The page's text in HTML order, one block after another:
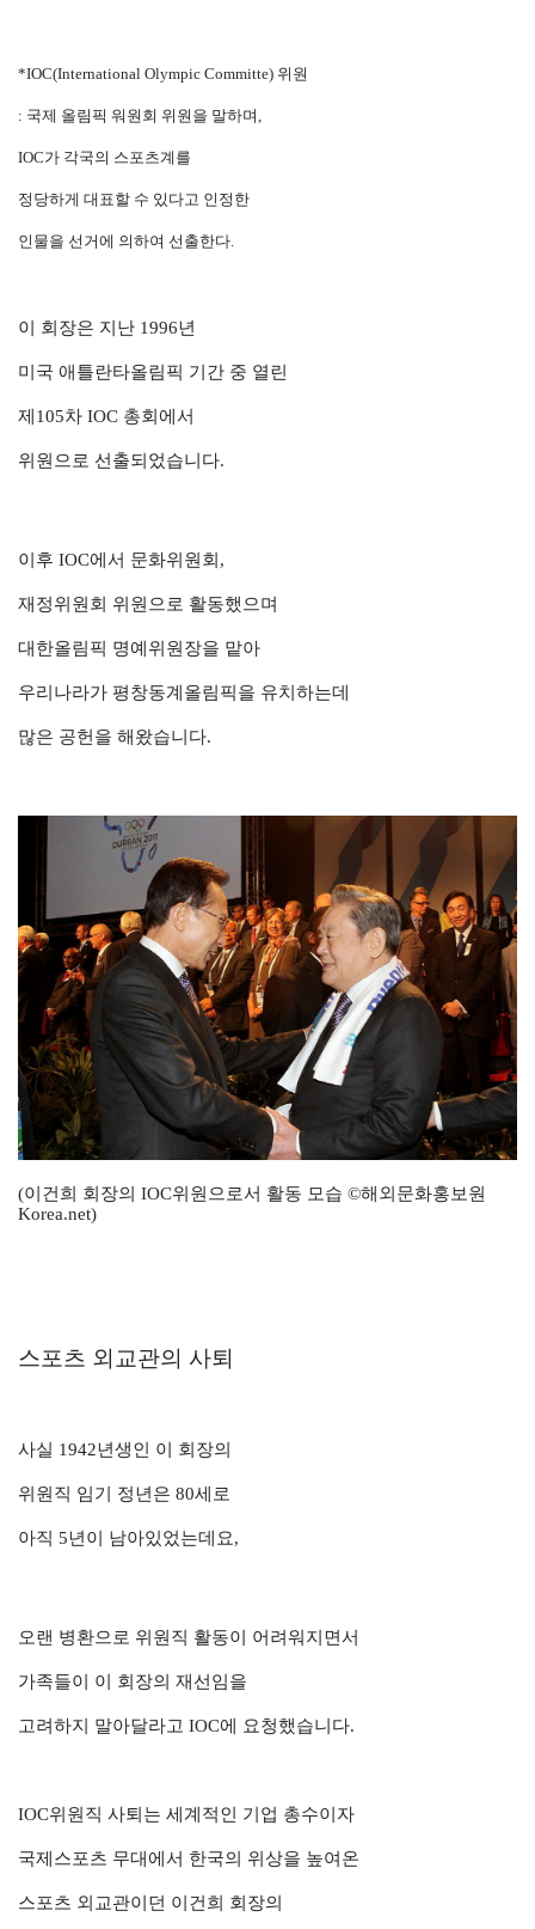
*IOC(International Olympic Committe) 위원
: 국제 올림픽 워원회 위원을 말하며,
IOC가 각국의 스포츠계를
정당하게 대표할 수 있다고 인정한
인물을 선거에 의하여 선출한다.
이 회장은 지난 1996년
미국 애틀란타올림픽 기간 중 열린
제105차 IOC 총회에서
위원으로 선출되었습니다.
이후 IOC에서 문화위원회,
재정위원회 위원으로 활동했으며
대한올림픽 명예위원장을 맡아
우리나라가 평창동계올림픽을 유치하는데
많은 공헌을 해왔습니다.
(이건희 회장의 IOC위원으로서 활동 모습 ©해외문화홍보원
Korea.net)
스포츠 외교관의 사퇴
사실 1942년생인 이 회장의
위원직 임기 정년은 80세로
아직 5년이 남아있었는데요,
오랜 병환으로 위원직 활동이 어려워지면서
가족들이 이 회장의 재선임을
고려하지 말아달라고 IOC에 요청했습니다.
IOC위원직 사퇴는 세계적인 기업 총수이자
국제스포츠 무대에서 한국의 위상을 높여온
스포츠 외교관이던 이건희 회장의